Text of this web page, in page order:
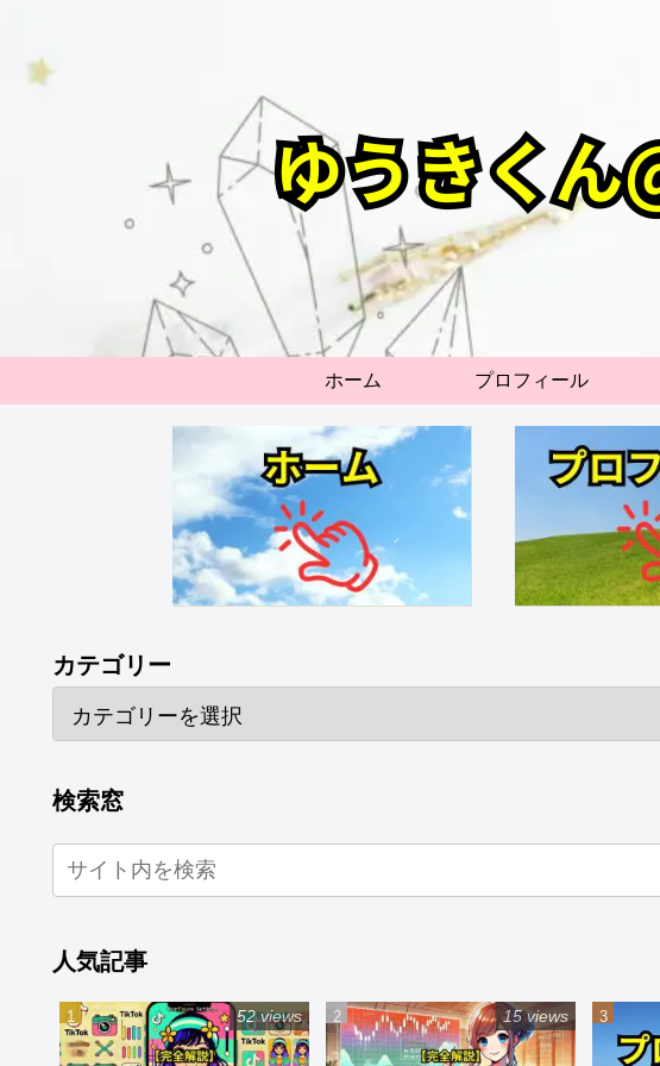
ホーム プロフィール
カテゴリー
検索窓
人気記事
52 views 15 views